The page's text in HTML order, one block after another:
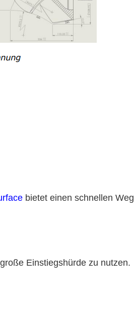
bietet einen schnellen Weg
Einstiegshürde zu nutzen.